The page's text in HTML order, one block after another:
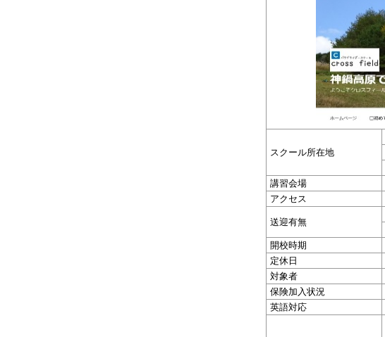
スクール所在地
講習会場
アクセス
送迎有無
開校時期
定休日
対象者
保険加入状況
英語対応